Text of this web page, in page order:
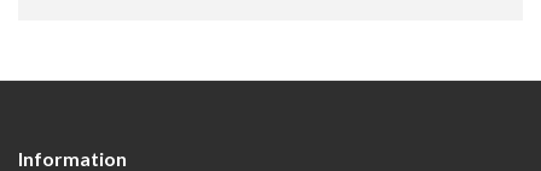
Information